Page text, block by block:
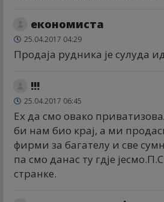
економиста
25.04.2017 04:29
Продаја рудника је сулуда
!!!
25.04.2017 06:45
Ех да смо овако
би нам био крај, а ми
фирми за багателу и све
па смо данас ту гдје
странке.